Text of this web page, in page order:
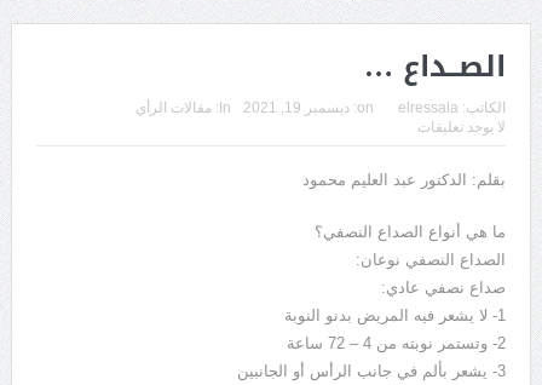
الصــداع …
الكاتب: elressala
on: ديسمبر 19, 2021 In: مقالات الرأي
لا يوجد تعليقات
بقلم: الدكتور عبد العليم محمود
ما هي أنواع الصداع النصفي؟
الصداع النصفي نوعان:
صداع نصفي عادي:
1- لا يشعر فيه المريض بدنو النوبة
2- وتستمر نوبته من 4 – 72 ساعة
3- يشعر بألم في جانب الرأس أو الجانبين